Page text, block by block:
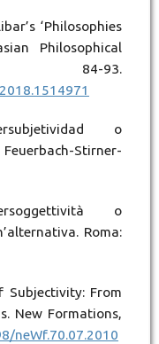
‘Philosophies
Philosophical
84-93.
o
Stirner-
o
Roma:
Subjectivity: From
New Formations,
neWf.70.07.2010